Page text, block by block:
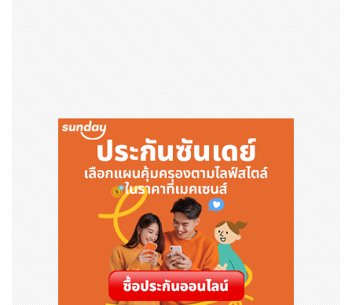
ปัจจัยและพฤติกรรมเสี่ยงที่อาจทำให้เกิดโรคกรดไหลย้อ
น
สิ่งกระตุ้นที่ก่อให้เกิดโรคกรดไหลย้อนหรืออาการรุนแรงขึ้น มั
กมาจากพฤติกรรมในชีวิตประจำวันที่หลายคนอาจมองข้าม
ปัจจัยจากการดำเนินชีวิต
ไม่ว่าจะเป็นพฤติกรรมการกิ
น เช่น กินอาหารไม่ตรงเวลา กินมากหรือเร็วเกินไป กิน
แล้วนอนทันที การกินอาหารบางชนิด เช่น อาหารมัน อ
าหารทอด อาหารรสจัด น้ำอัดลม เครื่องดื่มที่มีคาเฟอีน
รวมไปถึงความเครียด การดื่มสุรา และสูบบุหรี่
ปัจจัยทางกายภาพน้ำหนักตัวมากเกินไปหรือเป็นโรคอ้
วน อยู่ในระหว่างตั้งครรภ์
ปัจจัยจากโรคและยา